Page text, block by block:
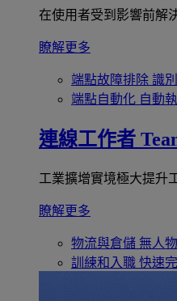
在使用者受到影響前解
瞭解更多
端點故障排除 識
端點自動化 自動
連線工作者
工業擴增實境極大提升
瞭解更多
物流與倉儲 無人
訓練和入職 快速